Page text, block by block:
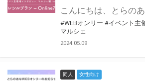
#WEBオンリー #イベント主
マルシェ
2024.05.09
同人 女性向け